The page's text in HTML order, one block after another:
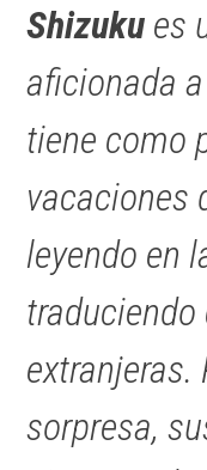
Shizuku es
aficionada
tiene como
vacaciones
leyendo en
extranjeras.
sorpresa,